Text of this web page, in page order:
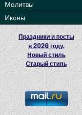
Молитвы
Иконы
Праздники и посты
в2026 году.
Новый стиль
Старый стиль